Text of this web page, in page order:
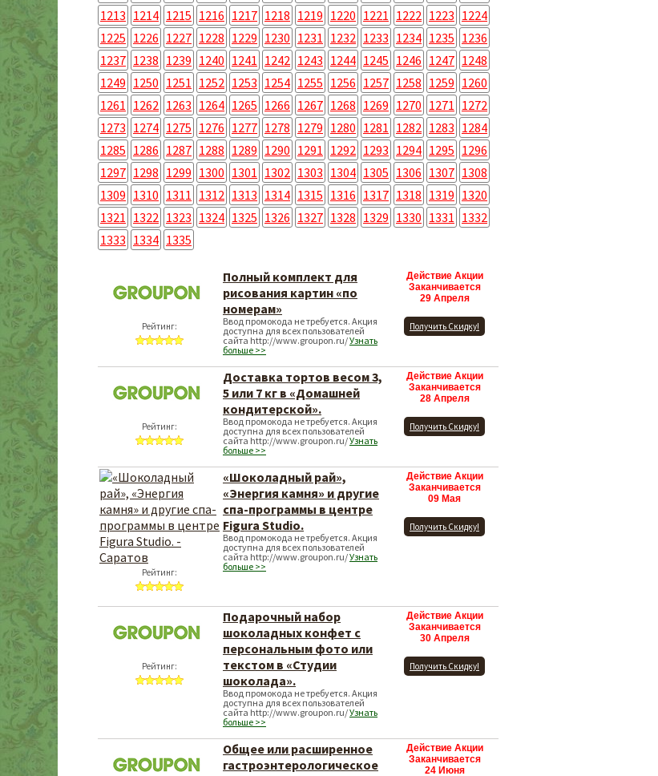
1213 1214 1215 1216 1217 1218 1219 1220 1221 1222 1223 1224
1225 1226 1227 1228 1229 1230 1231 1232 1233 1234 1235 1236
1237 1238 1239 1240 1241 1242 1243 1244 1245 1246 1247 1248
1249 1250 1251 1252 1253 1254 1255 1256 1257 1258 1259 1260
1261 1262 1263 1264 1265 1266 1267 1268 1269 1270 1271 1272
1273 1274 1275 1276 1277 1278 1279 1280 1281 1282 1283 1284
1285 1286 1287 1288 1289 1290 1291 1292 1293 1294 1295 1296
1297 1298 1299 1300 1301 1302 1303 1304 1305 1306 1307 1308
1309 1310 1311 1312 1313 1314 1315 1316 1317 1318 1319 1320
1321 1322 1323 1324 1325 1326 1327 1328 1329 1330 1331 1332
1333 1334 1335
Рейтинг:
Полный комплект для
рисования картин «по
номерам»
Ввод промокода не требуется. Акция
доступна для всех пользователей
сайта http://www.groupon.ru/Узнать
больше >>
Действие Акции
Заканчивается
29 Апреля
Получить Скидку!
Рейтинг:
Доставка тортов весом 3,
5 или 7 кг в «Домашней
кондитерской».
Ввод промокода не требуется. Акция
доступна для всех пользователей
сайта http://www.groupon.ru/Узнать
больше >>
Действие Акции
Заканчивается
28 Апреля
Получить Скидку!
Рейтинг:
«Шоколадный рай»,
«Энергия камня» и другие
спа-программы в центре
Figura Studio.
Ввод промокода не требуется. Акция
доступна для всех пользователей
сайта http://www.groupon.ru/Узнать
больше >>
Действие Акции
Заканчивается
09 Мая
Получить Скидку!
Рейтинг:
Подарочный набор
шоколадных конфет с
персональным фото или
текстом в «Студии
шоколада».
Ввод промокода не требуется. Акция
доступна для всех пользователей
сайта http://www.groupon.ru/Узнать
больше >>
Действие Акции
Заканчивается
30 Апреля
Получить Скидку!
Общее или расширенное
гастроэнтерологическое
Действие Акции
Заканчивается
24 Июня